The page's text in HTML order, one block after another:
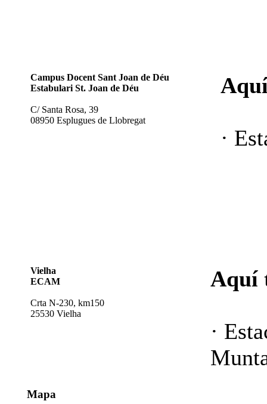
Campus Docent Sant Joan de Déu
Estabulari St. Joan de Déu
C/ Santa Rosa, 39
08950 Esplugues de Llobregat
·
Vielha
ECAM
Crta N-230, km150
25530 Vielha
Aquí
·
Mapa